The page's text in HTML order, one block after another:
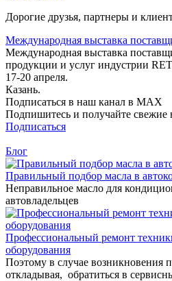
Дорогие друзья, партнеры и
Международная выставка
Международная выставка
продукции и услуг индустрии
17-20 апреля.
Казань.
Подписаться в наш канал в MAX
Подпишитесь и получайте свежие
Подписаться
Блог
Правильный подбор масла в
Неправильное масло для
автовладельцев
Профессиональный ремонт
оборудования
Поэтому в случае возникновения
откладывая, обратиться в